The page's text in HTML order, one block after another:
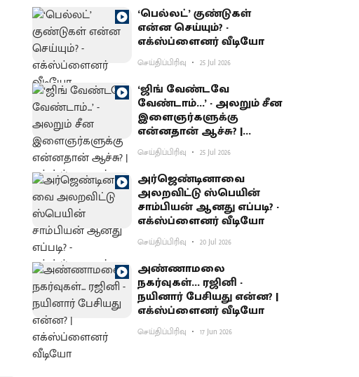
‘பெல்லட்’ குண்டுகள்
என்ன செய்யும்? -
எக்ஸ்ப்ளைனர் வீடியோ
செய்திப்பிரிவு 25 Jul 2026
‘ஜிங் வேண்டவே
வேண்டாம்...’ - அலறும் சீன
இளைஞர்களுக்கு
என்னதான் ஆச்சு? |
எக்ஸ்ப்ளைனர் வீடியோ
செய்திப்பிரிவு 25 Jul 2026
அர்ஜெண்டினாவை
அலறவிட்டு ஸ்பெயின்
சாம்பியன் ஆனது எப்படி? -
எக்ஸ்ப்ளைனர் வீடியோ
செய்திப்பிரிவு 20 Jul 2026
அண்ணாமலை
நகர்வுகள்... ரஜினி -
நயினார் பேசியது என்ன? |
எக்ஸ்ப்ளைனர் வீடியோ
செய்திப்பிரிவு 17 Jun 2026